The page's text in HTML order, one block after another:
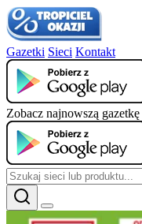
Gazetki Sieci Kontakt
Zobacz najnowszą gazetkę